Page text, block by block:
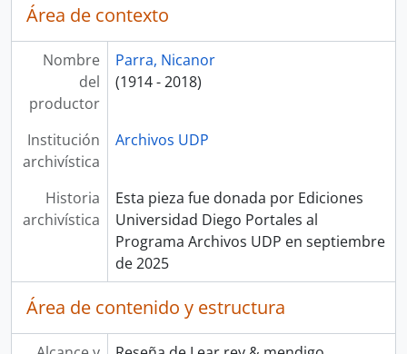
Área de contexto
Nombre
del
productor
Parra, Nicanor
(1914 - 2018)
Institución
archivística
Archivos UDP
Historia
archivística
Esta pieza fue donada por Ediciones
Universidad Diego Portales al
Programa Archivos UDP en septiembre
de 2025
Área de contenido y estructura